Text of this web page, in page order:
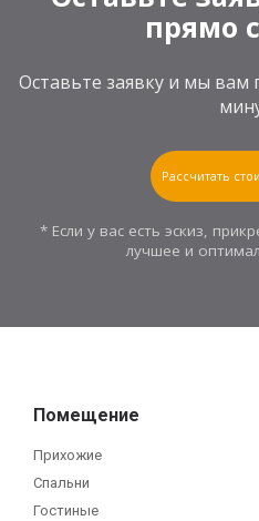
прямо
Оставьте заявку и мы вам
Рассчитать
* Если у вас есть эскиз,
лучшее и
Помещение
Прихожие
Спальни
Гостиные